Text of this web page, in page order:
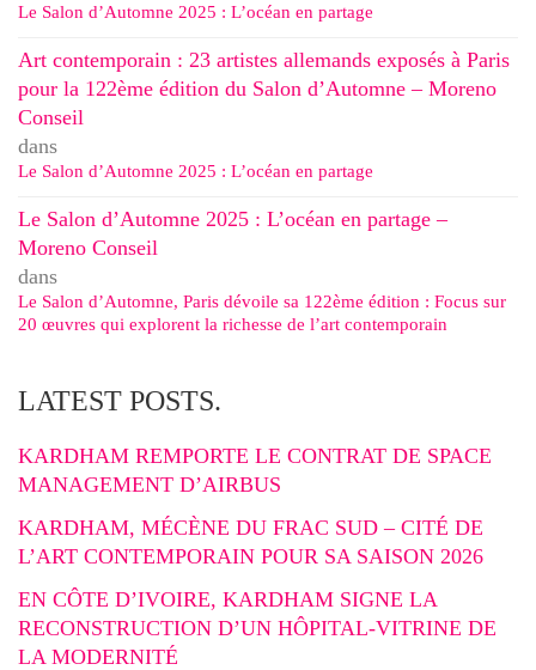
Le Salon d’Automne 2025 : L’océan en partage
Art contemporain : 23 artistes allemands exposés à Paris
pour la 122ème édition du Salon d’Automne – Moreno
Conseil
dans
Le Salon d’Automne 2025 : L’océan en partage
Le Salon d’Automne 2025 : L’océan en partage –
Moreno Conseil
dans
Le Salon d’Automne, Paris dévoile sa 122ème édition : Focus sur
20 œuvres qui explorent la richesse de l’art contemporain
LATEST POSTS.
KARDHAM REMPORTE LE CONTRAT DE SPACE
MANAGEMENT D’AIRBUS
KARDHAM, MÉCÈNE DU FRAC SUD – CITÉ DE
L’ART CONTEMPORAIN POUR SA SAISON 2026
EN CÔTE D’IVOIRE, KARDHAM SIGNE LA
RECONSTRUCTION D’UN HÔPITAL-VITRINE DE
LA MODERNITÉ